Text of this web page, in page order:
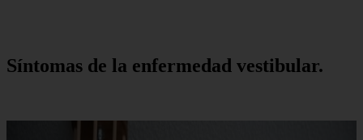
Síntomas de la enfermedad vestibular.